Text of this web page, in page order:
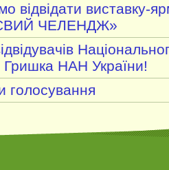
відвідати виставку-
ЧЕЛЕНДЖ»
НАН України!
голосування